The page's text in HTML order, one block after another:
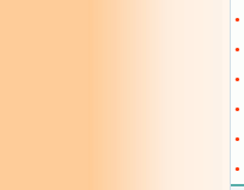
•
•
•
•
•
•